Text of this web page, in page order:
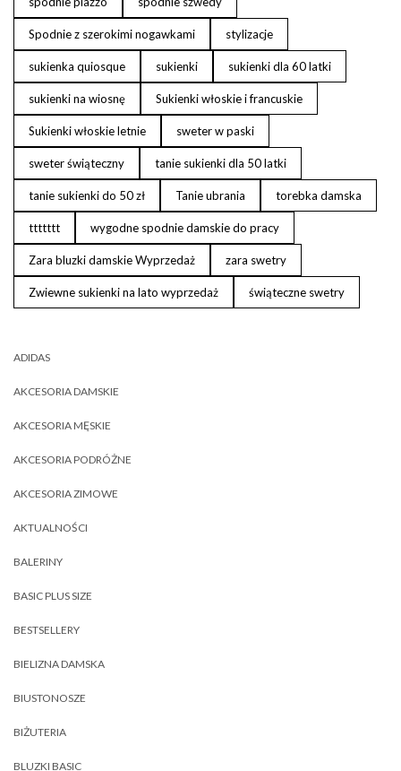
Spodnie z szerokimi nogawkami stylizacje
sukienka quiosque sukienki sukienki dla 60 latki
sukienki na wiosnę Sukienki włoskie i francuskie
Sukienki włoskie letnie sweter w paski
sweter świąteczny tanie sukienki dla 50 latki
tanie sukienki do 50 zł Tanie ubrania torebka damska
ttttttt wygodne spodnie damskie do pracy
Zara bluzki damskie Wyprzedaż zara swetry
Zwiewne sukienki na lato wyprzedaż świąteczne swetry
ADIDAS
AKCESORIA DAMSKIE
AKCESORIA MĘSKIE
AKCESORIA PODRÓŻNE
AKCESORIA ZIMOWE
AKTUALNOŚCI
BALERINY
BASIC PLUS SIZE
BESTSELLERY
BIELIZNA DAMSKA
BIUSTONOSZE
BIŻUTERIA
BLUZKI BASIC